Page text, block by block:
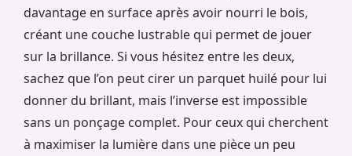
davantage en surface après avoir nourri le bois,
créant une couche lustrable qui permet de jouer
sur la brillance. Si vous hésitez entre les deux,
sachez que l’on peut cirer un parquet huilé pour lui
donner du brillant, mais l’inverse est impossible
sans un ponçage complet. Pour ceux qui cherchent
à maximiser la lumière dans une pièce un peu